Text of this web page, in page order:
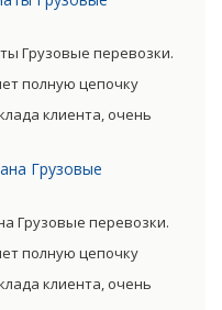
затраты,
цены товара.
Грузовые перевозки.
полную цепочку
клиента, очень
затраты,
цены товара.
Грузовые
Грузовые перевозки.
полную цепочку
клиента, очень